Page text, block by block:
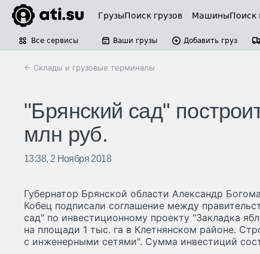
ГрузыПоиск грузов Машины
Все сервисы Ваши грузы Добавить груз
← Склады и грузовые терминалы
"Брянский сад"
млн руб.
13:38, 2 Ноября 2018
Губернатор Брянской области Александр
Кобец подписали соглашение между
сад" по инвестиционному проекту "Закладка
на площади 1 тыс. га в Клетнянском районе.
с инженерными сетями". Сумма инвестиций